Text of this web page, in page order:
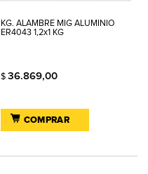
KG. ALAMBRE MIG ALUMINIO
ER4043 1,2x1 KG
$36.869,00
COMPRAR